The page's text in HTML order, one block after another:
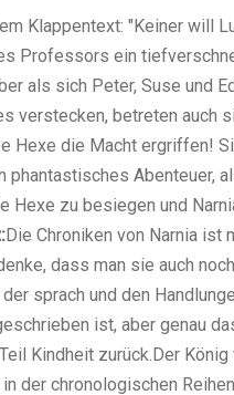
Klappentext: "Keiner will
Professors ein
als sich Peter, Suse und
verstecken, betreten auch
Hexe die Macht ergriffen!
phantastisches Abenteuer,
Hexe zu besiegen und
Die Chroniken von Narnia ist
dass man sie auch
sprach und den
ist, aber genau
Kindheit zurück.Der
der chronologischen